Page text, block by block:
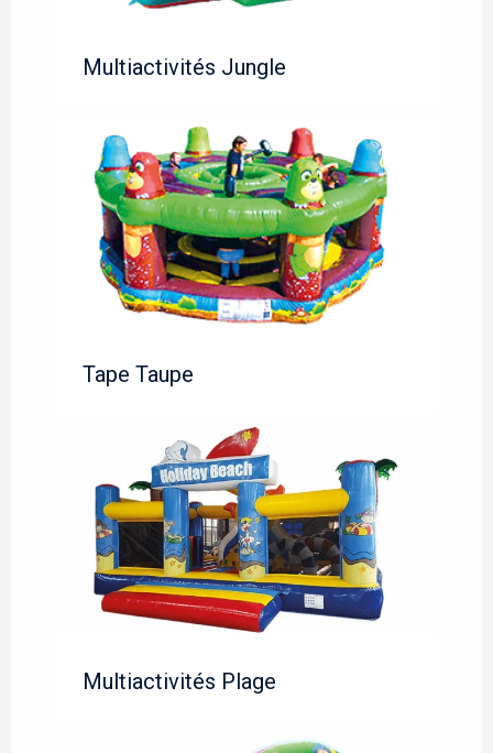
Multiactivités Jungle
Tape Taupe
Multiactivités Plage